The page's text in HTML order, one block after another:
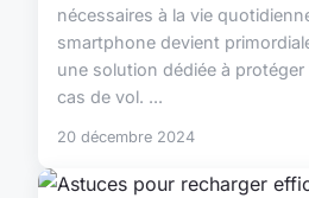
nécessaires à la vie
smartphone devient
une solution dédiée à protéger
cas de vol. ...
20 décembre 2024